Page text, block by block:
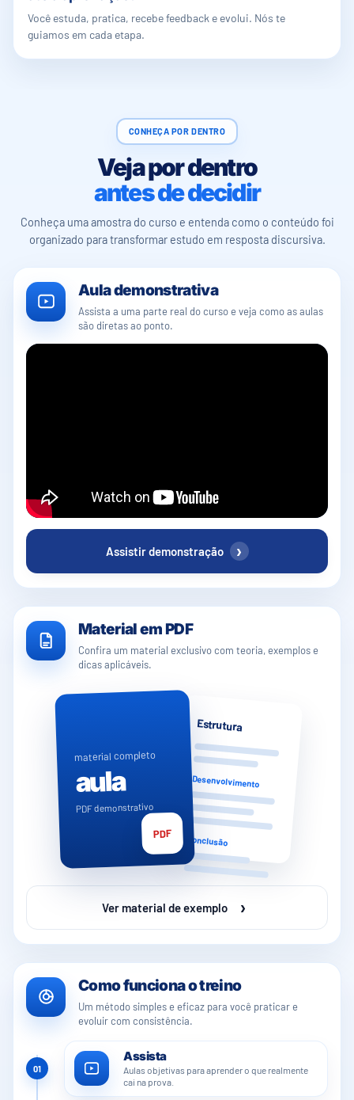
Você estuda, pratica, recebe feedback e evolui. Nós te
guiamos em cada etapa.
CONHEÇA POR DENTRO
Veja por dentro
antes de decidir
Conheça uma amostra do curso e entenda como o conteúdo foi
organizado para transformar estudo em resposta discursiva.
Aula demonstrativa
Assista a uma parte real do curso e veja como as aulas
são diretas ao ponto.
Assistir demonstração ›
Material em PDF
Confira um material exclusivo com teoria, exemplos e
dicas aplicáveis.
material completo
aula
PDF demonstrativo
PDF
Estrutura
Desenvolvimento
Conclusão
Ver material de exemplo ›
Como funciona o treino
Um método simples e eficaz para você praticar e
evoluir com consistência.
01
Assista
Aulas objetivas para aprender o que realmente
cai na prova.